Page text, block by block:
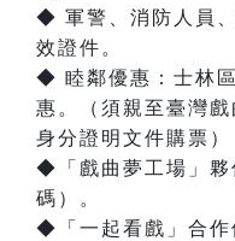
◆ 軍警、消防人員
效證件。
◆ 睦鄰優惠：士林
惠。（須親至臺灣
身分證明文件購票）
◆「戲曲夢工場」夥
碼）。
◆「一起看戲」合作